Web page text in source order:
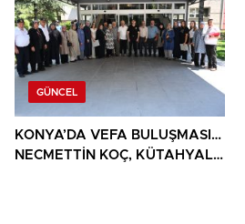
GÜNCEL
KONYA’DA VEFA BULUŞMASI…
NECMETTİN KOÇ, KÜTAHYALI